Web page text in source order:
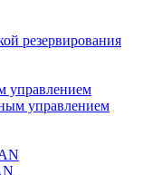
резервирования
управлением
управлением